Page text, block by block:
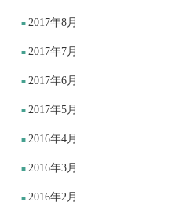
2017年8月
2017年7月
2017年6月
2017年5月
2016年4月
2016年3月
2016年2月